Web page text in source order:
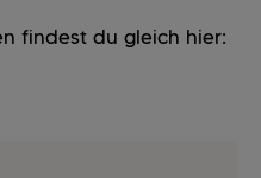
findest du gleich hier: